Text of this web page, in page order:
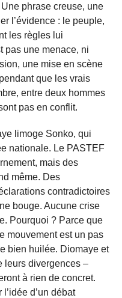
phrase creuse, une
l’évidence : le peuple,
les règles lui
pas une menace, ni
une mise en scène
que les vrais
entre deux hommes
pas en conflit.
limoge Sonko, qui
nationale. Le PASTEF
mais des
même. Des
contradictoires
bouge. Aucune crise
Pourquoi ? Parce que
mouvement est un pas
bien huilée. Diomaye et
leurs divergences –
à rien de concret.
d’un débat